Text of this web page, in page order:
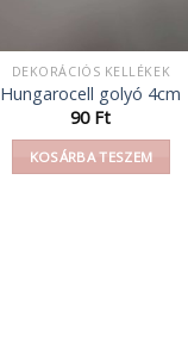
DEKORÁCIÓS KELLÉKEK
Hungarocell golyó 4cm
90 Ft
KOSÁRBA TESZEM